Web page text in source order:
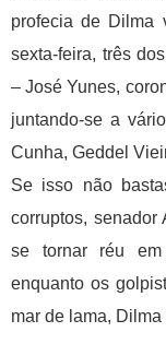
profecia de Dilma
sexta-feira, três
– José Yunes,
juntando-se a
Cunha, Geddel
Se isso não
corruptos, senador
se tornar réu
enquanto os
mar de lama, Dilma